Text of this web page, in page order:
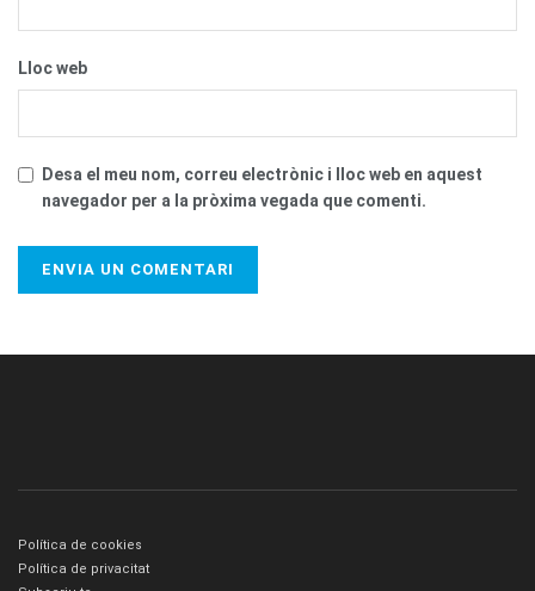
Lloc web
Desa el meu nom, correu electrònic i lloc web en aquest
navegador per a la pròxima vegada que comenti.
Política de cookies
Política de privacitat